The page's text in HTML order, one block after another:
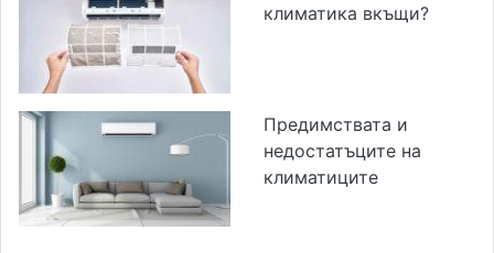
климатика вкъщи?
Предимствата и
недостатъците на
климатиците